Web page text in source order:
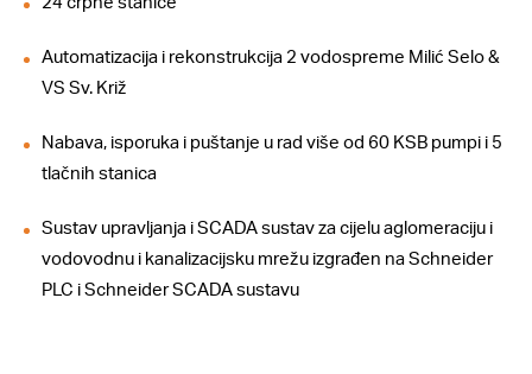
Automatizacija i rekonstrukcija 2 vodospreme Milić Selo &
VS Sv. Križ
Nabava, isporuka i puštanje u rad više od 60 KSB pumpi i 5
tlačnih stanica
Sustav upravljanja i SCADA sustav za cijelu aglomeraciju i
vodovodnu i kanalizacijsku mrežu izgrađen na Schneider
PLC i Schneider SCADA sustavu